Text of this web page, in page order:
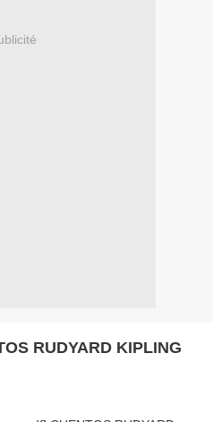
RUDYARD KIPLING